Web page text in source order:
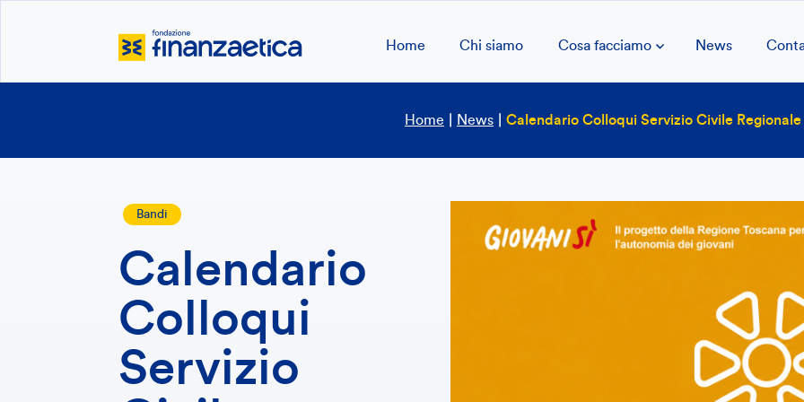
Home Chi siamo Cosa facciamo News
Home News Calendario Colloqui Servizio Civile Regionale
Bandi
Calendario
Colloqui
Servizio